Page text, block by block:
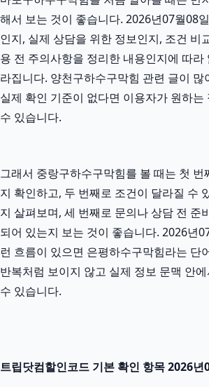
해서 보는 것이 좋습니다. 2026년07월08
인지, 실제 상담을 위한 정보인지, 조건 비
용 전 주의사항을 정리한 내용인지에 따라
라집니다. 양천구하수구막힘 관련 글이 많
실제 확인 기준이 없다면 이용자가 원하는
수 있습니다.
그래서 중랑구하수구막힘를 볼 때는 첫 번
지 확인하고, 두 번째로 조건이 달라질 수
지 살펴보며, 세 번째로 문의나 상담 전 준
되어 있는지 보는 것이 좋습니다. 2026년
런 흐름이 있으면 은평하수구막힘라는 단
반복처럼 보이지 않고 실제 정보 문맥 안
수 있습니다.
트립닷컴할인코드 기본 확인 항목 2026